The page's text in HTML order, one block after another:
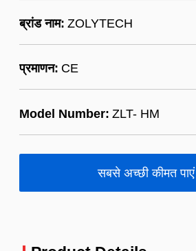
ब्रांड नाम: ZOLYTECH
प्रमाणन: CE
Model Number: ZLT- HM
सबसे अच्छी कीमत पाएं